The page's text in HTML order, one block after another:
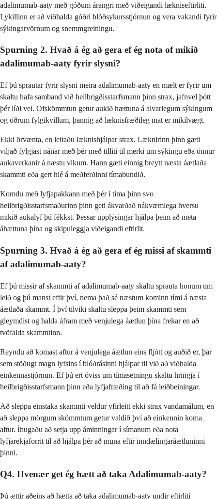
adalimumab-aaty með góðum árangri með viðeigandi lækniseftirliti.
Lykillinn er að viðhalda góðri blóðsykursstjórnun og vera vakandi fyrir
sýkingarvörnum og snemmgreiningu.
Spurning 2. Hvað á ég að gera ef ég nota of mikið
adalimumab-aaty fyrir slysni?
Ef þú sprautar fyrir slysni meira adalimumab-aaty en mælt er fyrir um
skaltu hafa samband við heilbrigðisstarfsmann þinn strax, jafnvel þótt
þér líði vel. Ofskömmtun getur aukið hættuna á alvarlegum sýkingum
og öðrum fylgikvillum, þannig að læknisfræðileg mat er mikilvægt.
Ekki örvænta, en leitaðu læknishjálpar strax. Læknirinn þinn gæti
viljað fylgjast nánar með þér með tilliti til merki um sýkingu eða önnur
aukaverkanir á næstu vikum. Hann gæti einnig breytt næsta áætlaða
skammti eða gert hlé á meðferðinni tímabundið.
Komdu með lyfjapakkann með þér í tíma þinn svo
heilbrigðisstarfsmaðurinn þinn geti ákvarðað nákvæmlega hversu
mikið aukalyf þú fékkst. Þessar upplýsingar hjálpa þeim að meta
áhættuna þína og skipuleggja viðeigandi eftirlit.
Spurning 3. Hvað á ég að gera ef ég missi af skammti
af adalimumab-aaty?
Ef þú missir af skammti af adalimumab-aaty skaltu sprauta honum um
leið og þú manst eftir því, nema það sé næstum kominn tími á næsta
áætlaða skammt. Í því tilviki skaltu sleppa þeim skammti sem
gleymdist og halda áfram með venjulega áætlun þína frekar en að
tvöfalda skammtinn.
Reyndu að komast aftur á venjulega áætlun eins fljótt og auðið er, þar
sem stöðugt magn lyfsins í blóðrásinni hjálpar til við að viðhalda
einkennastjórnun. Ef þú ert óviss um tímasetningu skaltu hringja í
heilbrigðisstarfsmann þinn eða lyfjafræðing til að fá leiðbeiningar.
Að sleppa einstaka skammti veldur yfirleitt ekki strax vandamálum, en
að sleppa mörgum skömmtum getur valdið því að einkennin koma
aftur. Íhugaðu að setja upp áminningar í símanum eða nota
lyfjarekjaforrit til að hjálpa þér að muna eftir inndælingaráætluninni
þinni.
Q4. Hvenær get ég hætt að taka Adalimumab-aaty?
Þú ættir aðeins að hætta að taka adalimumab-aaty undir eftirliti